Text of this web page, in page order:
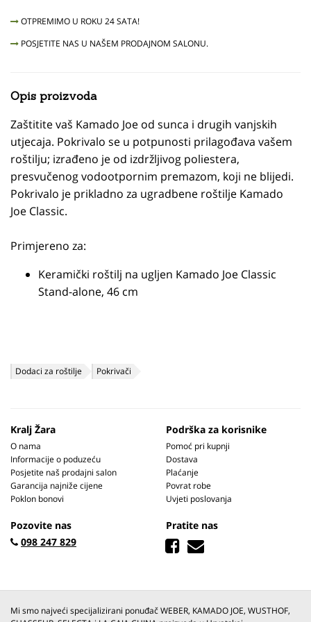
OTPREMIMO U ROKU 24 SATA!
POSJETITE NAS U NAŠEM PRODAJNOM SALONU.
Opis proizvoda
Zaštitite vaš Kamado Joe od sunca i drugih vanjskih
utjecaja. Pokrivalo se u potpunosti prilagođava vašem
roštilju; izrađeno je od izdržljivog poliestera,
presvučenog vodootpornim premazom, koji ne blijedi.
Pokrivalo je prikladno za ugradbene roštilje Kamado
Joe Classic.
Primjereno za:
Keramički roštilj na ugljen Kamado Joe Classic
Stand-alone, 46 cm
Dodaci za roštilje Pokrivači
Kralj Žara
O nama
Informacije o poduzeću
Posjetite naš prodajni salon
Garancija najniže cijene
Poklon bonovi
Podrška za korisnike
Pomoć pri kupnji
Dostava
Plaćanje
Povrat robe
Uvjeti poslovanja
Pozovite nas
098 247 829
Pratite nas
Mi smo najveći specijalizirani ponuđač WEBER, KAMADO JOE, WUSTHOF,